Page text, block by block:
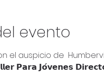
evento
el auspicio de
𝗣𝗮𝗿𝗮 𝗝𝗼́𝘃𝗲𝗻𝗲𝘀